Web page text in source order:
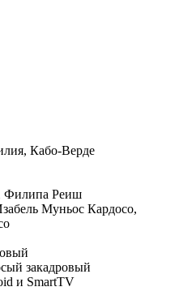
Кабо-Верде
Филипа Реиш
Муньос Кардосо,
закадровый
и SmartTV